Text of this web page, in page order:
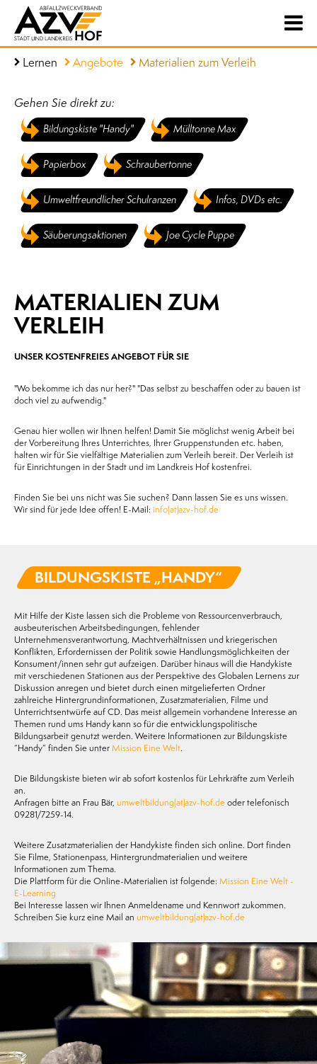
Lernen Angebote Materialien zum Verleih
Gehen Sie direkt zu:
Bildungskiste "Handy" Mülltonne Max
Papierbox Schraubertonne
Umweltfreundlicher Schulranzen Infos, DVDs etc.
Säuberungsaktionen Joe Cycle Puppe
MATERIALIEN ZUM
VERLEIH
UNSER KOSTENFREIES ANGEBOT FÜR SIE
"Wo bekomme ich das nur her?" "Das selbst zu beschaffen oder zu bauen ist
doch viel zu aufwendig."
Genau hier wollen wir Ihnen helfen! Damit Sie möglichst wenig Arbeit bei
der Vorbereitung Ihres Unterrichtes, Ihrer Gruppenstunden etc. haben,
halten wir für Sie vielfältige Materialien zum Verleih bereit. Der Verleih ist
für Einrichtungen in der Stadt und im Landkreis Hof kostenfrei.
Finden Sie bei uns nicht was Sie suchen? Dann lassen Sie es uns wissen.
Wir sind für jede Idee offen! E-Mail: info(at)azv-hof.de
BILDUNGSKISTE „HANDY“
Mit Hilfe der Kiste lassen sich die Probleme von Ressourcenverbrauch,
ausbeuterischen Arbeitsbedingungen, fehlender
Unternehmensverantwortung, Machtverhältnissen und kriegerischen
Konflikten, Erfordernissen der Politik sowie Handlungsmöglichkeiten der
Konsument/innen sehr gut aufzeigen. Darüber hinaus will die Handykiste
mit verschiedenen Stationen aus der Perspektive des Globalen Lernens zur
Diskussion anregen und bietet durch einen mitgelieferten Ordner
zahlreiche Hintergrundinformationen, Zusatzmaterialien, Filme und
Unterrichtsentwürfe auf CD. Das meist allgemein vorhandene Interesse an
Themen rund ums Handy kann so für die entwicklungspolitische
Bildungsarbeit genutzt werden. Weitere Informationen zur Bildungskiste
“Handy” finden Sie unter Mission Eine Welt.
Die Bildungskiste bieten wir ab sofort kostenlos für Lehrkräfte zum Verleih
an.
Anfragen bitte an Frau Bär, umweltbildung(at)azv-hof.de oder telefonisch
09281/7259-14.
Weitere Zusatzmaterialien der Handykiste finden sich online. Dort finden
Sie Filme, Stationenpass, Hintergrundmaterialien und weitere
Informationen zum Thema.
Die Plattform für die Online-Materialien ist folgende: Mission Eine Welt -
E-Learning
Bei Interesse lassen wir Ihnen Anmeldename und Kennwort zukommen.
Schreiben Sie kurz eine Mail an umweltbildung(at)azv-hof.de